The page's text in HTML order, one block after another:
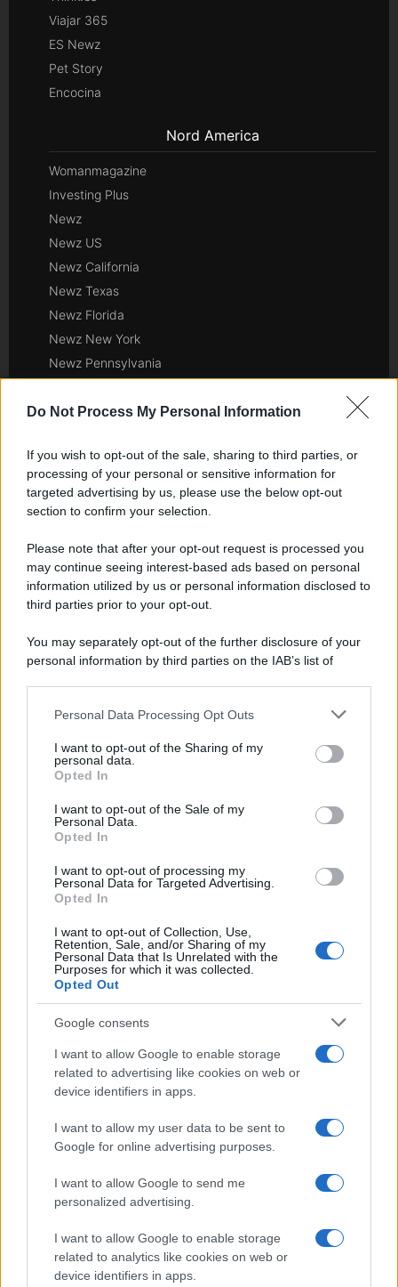
Do Not Process My Personal Information
If you wish to opt-out of the sale, sharing to third parties, or
processing of your personal or sensitive information for
targeted advertising by us, please use the below opt-out
section to confirm your selection.
Please note that after your opt-out request is processed you
may continue seeing interest-based ads based on personal
information utilized by us or personal information disclosed to
third parties prior to your opt-out.
You may separately opt-out of the further disclosure of your
personal information by third parties on the IAB’s list of
This information may also be disclosed by us to third parties
disclose it to other third parties.
Please note that this website/app uses one or more Google
services and may gather and store information including but
not limited to your visit or usage behaviour. You may click to
grant or deny consent to Google and its third-party tags to
consent section.
Personal Data Processing Opt Outs
I want to opt-out of the Sharing of my
personal data.
Opted In
I want to opt-out of the Sale of my
Personal Data.
Opted In
I want to opt-out of processing my
Personal Data for Targeted Advertising.
Opted In
I want to opt-out of Collection, Use,
Retention, Sale, and/or Sharing of my
Personal Data that Is Unrelated with the
Purposes for which it was collected.
Opted Out
Google consents
I want to allow Google to enable storage
related to advertising like cookies on web or
device identifiers in apps.
I want to allow my user data to be sent to
Google for online advertising purposes.
I want to allow Google to send me
personalized advertising.
I want to allow Google to enable storage
related to analytics like cookies on web or
device identifiers in apps.
Viajar 365
ES Newz
Pet Story
Encocina
Nord America
Womanmagazine
Investing Plus
Newz
Newz US
Newz California
Newz Texas
Newz Florida
Newz New York
Newz Pennsylvania
Newz Ohio
Hig Tech Mag
Scoop Mag
Lgbtqia News
Day Travel 365
Home Magazine 365
Cineverse Magazine
Francia
InvestirMag
Investieren24
UK
News Hub UK
Lgbtq News
Olanda
Investeren 24
NL Newz